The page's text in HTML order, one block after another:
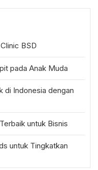
BSD
pada Anak Muda
di Indonesia dengan
untuk Bisnis
untuk Tingkatkan